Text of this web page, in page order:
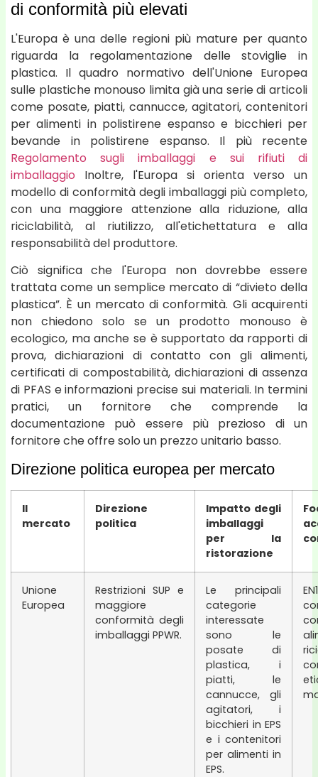
di conformità più elevati
L'Europa è una delle regioni più mature per quanto
riguarda la regolamentazione delle stoviglie in
plastica. Il quadro normativo dell'Unione Europea
sulle plastiche monouso limita già una serie di articoli
come posate, piatti, cannucce, agitatori, contenitori
per alimenti in polistirene espanso e bicchieri per
bevande in polistirene espanso. Il più recente
Regolamento sugli imballaggi e sui rifiuti di
imballaggio Inoltre, l'Europa si orienta verso un
modello di conformità degli imballaggi più completo,
con una maggiore attenzione alla riduzione, alla
riciclabilità, al riutilizzo, all'etichettatura e alla
responsabilità del produttore.
Ciò significa che l'Europa non dovrebbe essere
trattata come un semplice mercato di “divieto della
plastica”. È un mercato di conformità. Gli acquirenti
non chiedono solo se un prodotto monouso è
ecologico, ma anche se è supportato da rapporti di
prova, dichiarazioni di contatto con gli alimenti,
certificati di compostabilità, dichiarazioni di assenza
di PFAS e informazioni precise sui materiali. In termini
pratici, un fornitore che comprende la
documentazione può essere più prezioso di un
fornitore che offre solo un prezzo unitario basso.
Direzione politica europea per mercato
Il
mercato
Direzione
politica
Impatto degli
imballaggi
per la
ristorazione
Unione
Europea
Restrizioni SUP e
maggiore
conformità degli
imballaggi PPWR.
Le principali
categorie
interessate
sono le
posate di
plastica, i
piatti, le
cannucce, gli
agitatori, i
bicchieri in EPS
e i contenitori
per alimenti in
EPS.